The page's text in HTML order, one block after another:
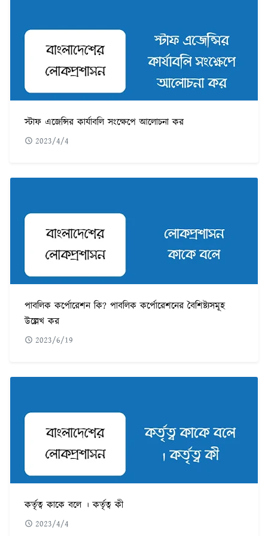
স্টাফ এজেন্সির কার্যাবলি সংক্ষেপে আলোচনা কর
2023/4/4
পাবলিক কর্পোরেশন কি? পাবলিক কর্পোরেশনের বৈশিষ্ট্যসমূহ
উল্লেখ কর
2023/6/19
কর্তৃত্ব কাকে বলে । কর্তৃত্ব কী
2023/4/4